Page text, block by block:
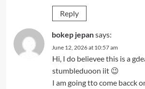
Reply
bokep jepansays:
June 12, 2026 at 10:57 am
Hi, I do believee this is a
stumbleduoon iit 😉
I am going tto come bacck